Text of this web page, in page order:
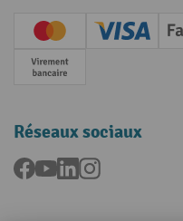
Creditcard (Master)
Paiement anticipé
Réseaux sociaux
Facebook
YouTubeLinkedInInstagram